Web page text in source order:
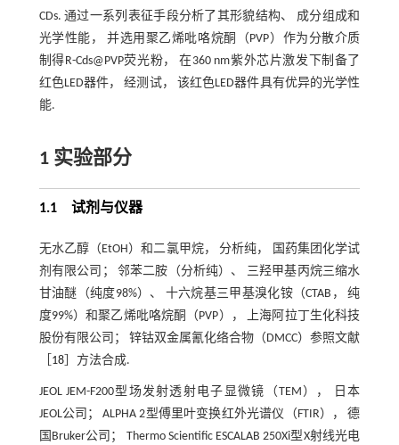
CDs. 通过一系列表征手段分析了其形貌结构、 成分组成和
光学性能， 并选用聚乙烯吡咯烷酮（PVP）作为分散介质
制得R-Cds@PVP荧光粉， 在360 nm紫外芯片激发下制备了
红色LED器件， 经测试， 该红色LED器件具有优异的光学性
能.
1 实验部分
1.1 试剂与仪器
无水乙醇（EtOH）和二氯甲烷， 分析纯， 国药集团化学试
剂有限公司； 邻苯二胺（分析纯）、 三羟甲基丙烷三缩水
甘油醚（纯度98%）、 十六烷基三甲基溴化铵（CTAB， 纯
度99%）和聚乙烯吡咯烷酮（PVP）， 上海阿拉丁生化科技
股份有限公司； 锌钴双金属氰化络合物（DMCC）参照文献
18］方法合成.
JEOL JEM-F200型场发射透射电子显微镜（TEM）， 日本
JEOL公司； ALPHA 2型傅里叶变换红外光谱仪（FTIR）， 德
国Bruker公司； Thermo Scientific ESCALAB 250Xi型X射线光电